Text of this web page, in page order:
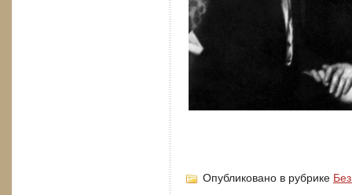
Опубликовано в рубрике